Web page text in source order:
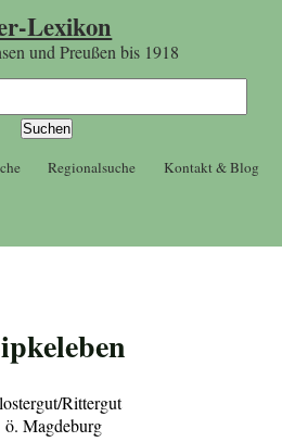
Lexikon
und Preußen bis 1918
Regionalsuche Kontakt & Blog
Rittergut
ö. Magdeburg